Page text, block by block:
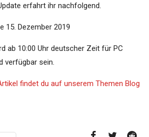
erfahrt ihr nachfolgend.
15. Dezember 2019
ab 10:00 Uhr deutscher Zeit für PC
verfügbar sein.
findet du auf unserem Themen Blog